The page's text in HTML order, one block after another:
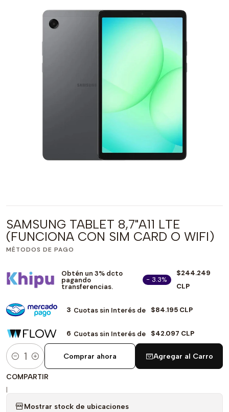
SAMSUNG TABLET 8,7"A11 LTE
(FUNCIONA CON SIM CARD O WIFI)
MÉTODOS DE PAGO
Obtén un 3% dcto
pagando
transferencias.
- 3.3%
$244.249
CLP
3 Cuotas sin Interés de $84.195 CLP
6 Cuotas sin Interés de $42.097 CLP
Cantidad
Agregar al Carro
Comprar ahora
COMPARTIR
|
Mostrar stock de ubicaciones